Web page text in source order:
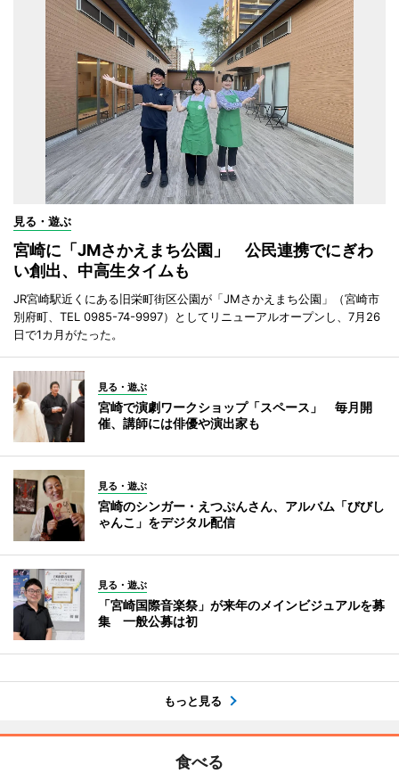
見る・遊ぶ
宮崎に「JMさかえまち公園」 公民連携でにぎわ
い創出、中高生タイムも
JR宮崎駅近くにある旧栄町街区公園が「JMさかえまち公園」（宮崎市
別府町、TEL 0985-74-9997）としてリニューアルオープンし、7月26
日で1カ月がたった。
見る・遊ぶ
宮崎で演劇ワークショップ「スペース」 毎月開
催、講師には俳優や演出家も
見る・遊ぶ
宮崎のシンガー・えつぷんさん、アルバム「びびし
ゃんこ」をデジタル配信
見る・遊ぶ
「宮崎国際音楽祭」が来年のメインビジュアルを募
集 一般公募は初
もっと見る
食べる